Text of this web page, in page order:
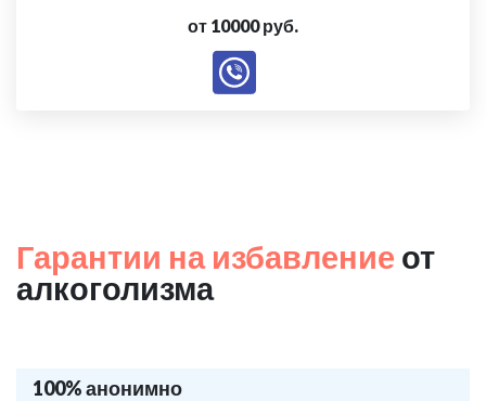
от 10000 руб.
Гарантии на избавление от
алкоголизма
100% анонимно